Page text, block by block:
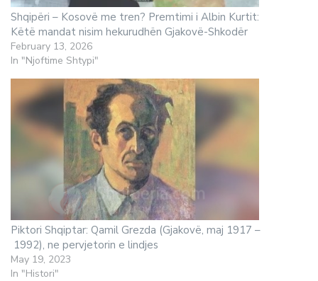
Shqipëri – Kosovë me tren? Premtimi i Albin Kurtit:
Këtë mandat nisim hekurudhën Gjakovë-Shkodër
February 13, 2026
In "Njoftime Shtypi"
Piktori Shqiptar: Qamil Grezda (Gjakovë, maj 1917 –
1992), ne pervjetorin e lindjes
May 19, 2023
In "Histori"